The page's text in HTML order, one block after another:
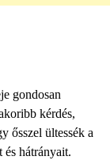
gondosan
kérdés,
ősszel ültessék a
hátrányait.